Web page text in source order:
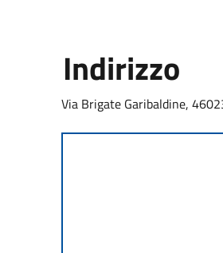
Indirizzo
Via Brigate Garibaldine,